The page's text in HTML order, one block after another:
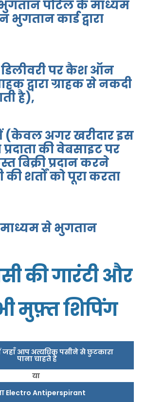
पोर्टल के माध्यम
कार्ड द्वारा
पर कैश ऑन
द्वारा ग्राहक से नकदी
है),
(केवल अगर खरीदार इस
की वेबसाइट पर
बिक्री प्रदान करने
शर्तों को पूरा करता
से भुगतान
की गारंटी और
मुफ़्त शिपिंग
जहाँ आप अत्यधिक पसीने से छुटकारा
पाना चाहते हैं
या
Electro Antiperspirant